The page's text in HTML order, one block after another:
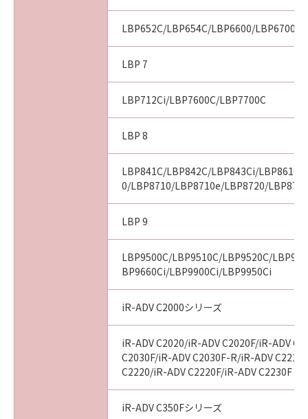
LBP652C/LBP654C/LBP6600/LBP6700/
LBP 7
LBP712Ci/LBP7600C/LBP7700C
LBP 8
LBP841C/LBP842C/LBP843Ci/LBP8610/
0/LBP8710/LBP8710e/LBP8720/
LBP 9
LBP9500C/LBP9510C/LBP9520C/
BP9660Ci/LBP9900Ci/LBP9950Ci
iR-ADV C2000シリーズ
iR-ADV C2020/iR-ADV C2020F/iR-ADV
C2030F/iR-ADV C2030F-R/iR-ADV
C2220/iR-ADV C2220F/iR-ADV C2230F
iR-ADV C350Fシリーズ